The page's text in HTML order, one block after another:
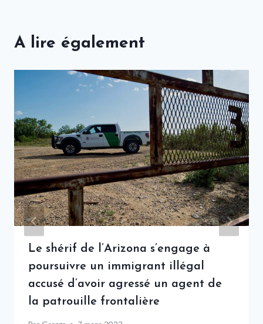
A lire également
Le shérif de l’Arizona s’engage à
poursuivre un immigrant illégal
accusé d’avoir agressé un agent de
la patrouille frontalière